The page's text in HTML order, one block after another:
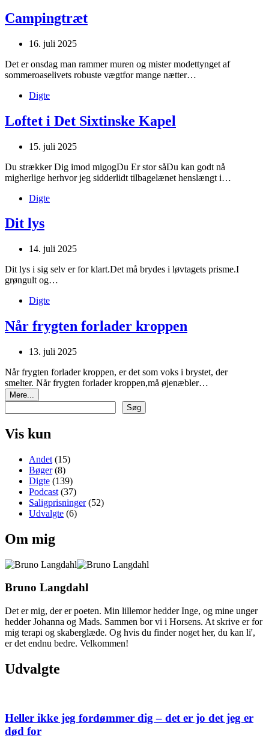
Campingtræt
16. juli 2025
Det er onsdag man rammer muren og mister modettynget af
sommeroaselivets robuste vægtfor mange nætter…
Digte
Loftet i Det Sixtinske Kapel
15. juli 2025
Du strækker Dig imod migogDu Er stor såDu kan godt nå
migherlige herhvor jeg sidderlidt tilbagelænet henslængt i…
Digte
Dit lys
14. juli 2025
Dit lys i sig selv er for klart.Det må brydes i løvtagets prisme.I
grøngult og…
Digte
Når frygten forlader kroppen
13. juli 2025
Når frygten forlader kroppen, er det som voks i brystet, der
smelter. Når frygten forlader kroppen,må øjenæbler…
Mere...
Søg
Vis kun
Andet (15)
Bøger(8)
Digte (139)
Podcast (37)
Saligprisninger(52)
Udvalgte (6)
Om mig
Bruno Langdahl
Det er mig, der er poeten. Min lillemor hedder Inge, og mine unger
hedder Johanna og Mads. Sammen bor vi i Horsens. At skrive er for
mig terapi og skaberglæde. Og hvis du finder noget her, du kan li',
er det endnu bedre. Velkommen!
Udvalgte
Heller ikke jeg fordømmer dig – det er jo det jeg er
død for